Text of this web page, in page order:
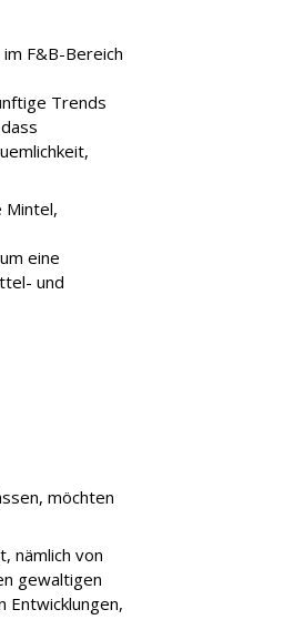
F&B-Bereich
Trends
Mintel,
eine
und
möchten
nämlich von
gewaltigen
Entwicklungen,